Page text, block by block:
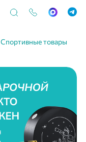
Спортивные товары